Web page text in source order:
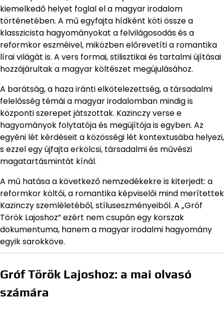
kiemelkedő helyet foglal el a magyar irodalom
történetében. A mű egyfajta hídként köti össze a
klasszicista hagyományokat a felvilágosodás és a
reformkor eszméivel, miközben előrevetíti a romantika
lírai világát is. A vers formai, stilisztikai és tartalmi újításai
hozzájárultak a magyar költészet megújulásához.
A barátság, a haza iránti elkötelezettség, a társadalmi
felelősség témái a magyar irodalomban mindig is
központi szerepet játszottak. Kazinczy verse e
hagyományok folytatója és megújítója is egyben. Az
egyéni lét kérdéseit a közösségi lét kontextusába helyezi,
s ezzel egy újfajta erkölcsi, társadalmi és művészi
magatartásmintát kínál.
A mű hatása a következő nemzedékekre is kiterjedt: a
reformkor költői, a romantika képviselői mind merítettek
Kazinczy szemléletéből, stíluseszményeiből. A „Gróf
Török Lajoshoz” ezért nem csupán egy korszak
dokumentuma, hanem a magyar irodalmi hagyomány
egyik sarokköve.
Gróf Török Lajoshoz: a mai olvasó
számára